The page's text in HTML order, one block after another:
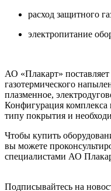
расход защитного
электропитание
АО «Плакарт»
газотермического
плазменное,
Конфигурация комплекса
типу покрытия и
Чтобы купить
вы можете
специалистами АО
Подписывайтесь на